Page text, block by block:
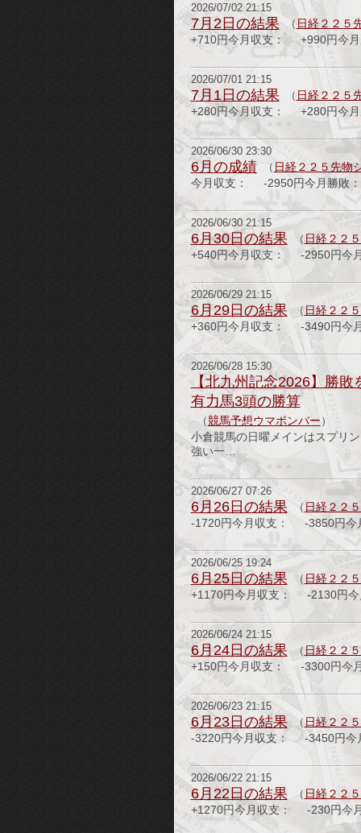
2026/07/02 21:15
7月2日の結果 （日経２２５
+710円今月収支： +990円今
2026/07/01 21:15
7月1日の結果 （ 日経２２５
+280円今月収支： +280円今
2026/06/30 23:30
6月の成績 （ 日経２２５先物
今月収支： -2950円今月勝敗
2026/06/30 21:15
6月30日の結果 （ 日経２２
+540円今月収支： -2950円今
2026/06/29 21:15
6月29日の結果 （日経２２
+360円今月収支： -3490円今
2026/06/28 15:30
【北九州記念2026】勝敗
有力馬3頭の勝算
（競馬予想ウマボンバー）
小倉競馬の日曜メインはスプリ
強い一…
2026/06/27 07:26
6月26日の結果 （日経２２
-1720円今月収支： -3850円今
2026/06/25 19:24
6月25日の結果 （ 日経２２
+1170円今月収支： -2130円
2026/06/24 21:15
6月24日の結果 （日経２２
+150円今月収支： -3300円今
2026/06/23 21:15
6月23日の結果 （ 日経２２
-3220円今月収支： -3450円今
2026/06/22 21:15
6月22日の結果 （ 日経２２
+1270円今月収支： -230円今